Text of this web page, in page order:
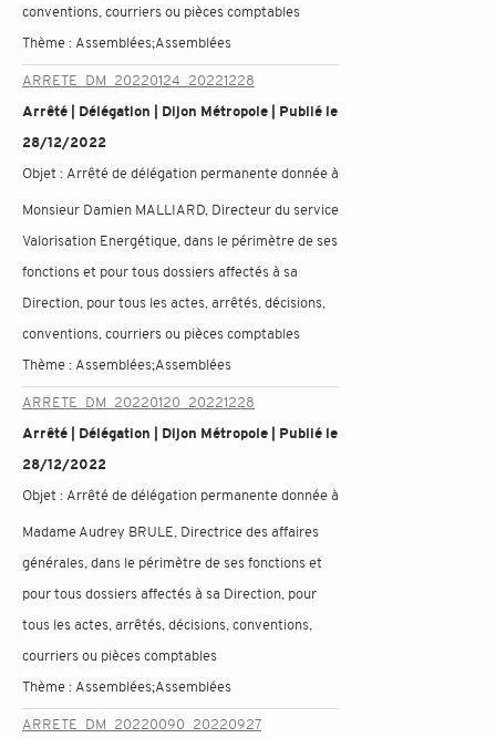
conventions, courriers ou pièces comptables
Thème : Assemblées;Assemblées
ARRETE_DM_20220124_20221228
Arrêté | Délégation | Dijon Métropole | Publié le
28/12/2022
Objet : Arrêté de délégation permanente donnée à
Monsieur Damien MALLIARD, Directeur du service
Valorisation Energétique, dans le périmètre de ses
fonctions et pour tous dossiers affectés à sa
Direction, pour tous les actes, arrêtés, décisions,
conventions, courriers ou pièces comptables
Thème : Assemblées;Assemblées
ARRETE_DM_20220120_20221228
Arrêté | Délégation | Dijon Métropole | Publié le
28/12/2022
Objet : Arrêté de délégation permanente donnée à
Madame Audrey BRULE, Directrice des affaires
générales, dans le périmètre de ses fonctions et
pour tous dossiers affectés à sa Direction, pour
tous les actes, arrêtés, décisions, conventions,
courriers ou pièces comptables
Thème : Assemblées;Assemblées
ARRETE_DM_20220090_20220927